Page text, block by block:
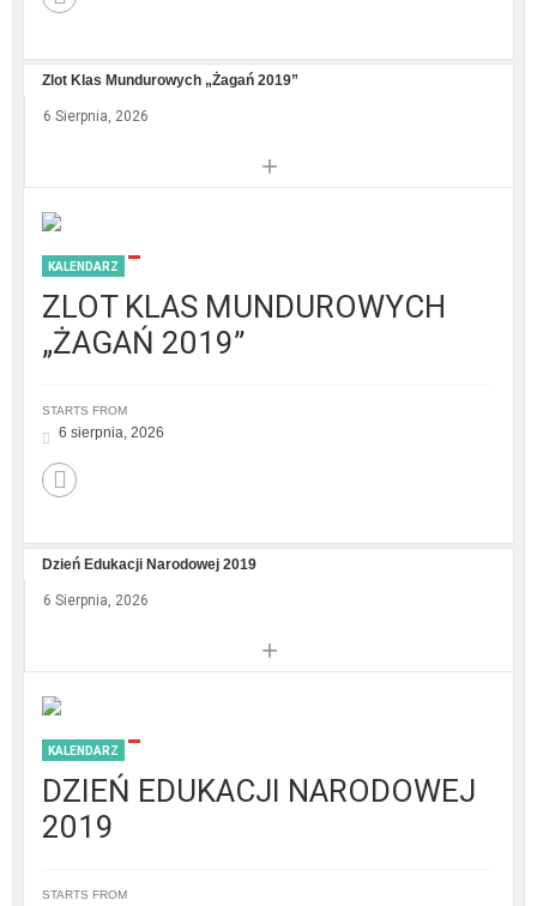
Zlot Klas Mundurowych „Żagań 2019”
6 Sierpnia, 2026
+
KALENDARZ
ZLOT KLAS MUNDUROWYCH
„ŻAGAŃ 2019”
STARTS FROM
6 sierpnia, 2026
Dzień Edukacji Narodowej 2019
6 Sierpnia, 2026
+
KALENDARZ
DZIEŃ EDUKACJI NARODOWEJ
2019
STARTS FROM